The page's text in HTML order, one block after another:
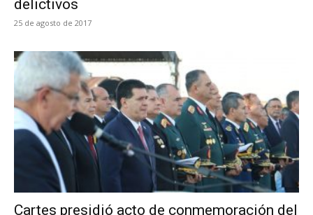
delictivos
25 de agosto de 2017
Cartes presidió acto de conmemoración del